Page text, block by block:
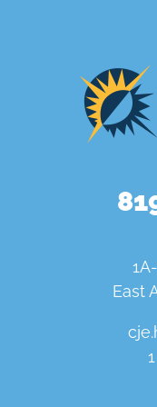
East